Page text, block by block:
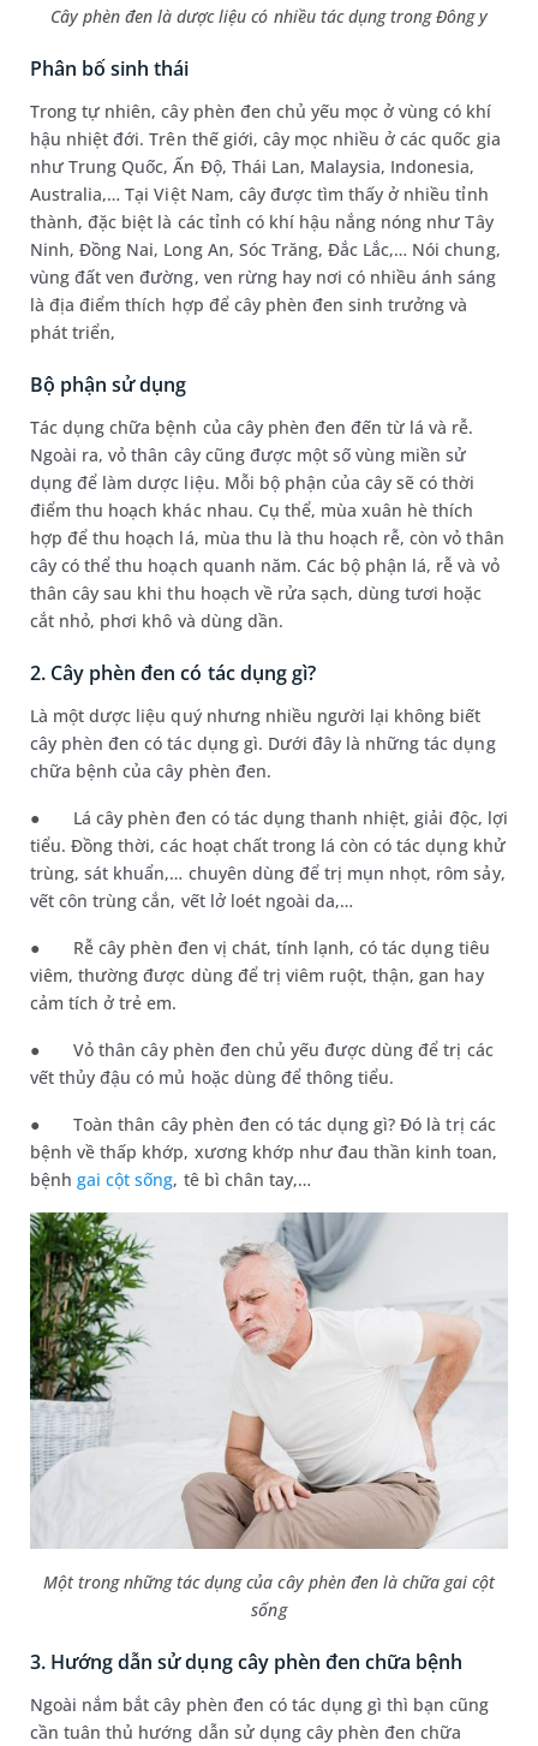
Cây phèn đen là dược liệu có nhiều tác dụng trong Đông y
Phân bố sinh thái
Trong tự nhiên, cây phèn đen chủ yếu mọc ở vùng có khí
hậu nhiệt đới. Trên thế giới, cây mọc nhiều ở các quốc gia
như Trung Quốc, Ấn Độ, Thái Lan, Malaysia, Indonesia,
Australia,… Tại Việt Nam, cây được tìm thấy ở nhiều tỉnh
thành, đặc biệt là các tỉnh có khí hậu nắng nóng như Tây
Ninh, Đồng Nai, Long An, Sóc Trăng, Đắc Lắc,… Nói chung,
vùng đất ven đường, ven rừng hay nơi có nhiều ánh sáng
là địa điểm thích hợp để cây phèn đen sinh trưởng và
phát triển,
Bộ phận sử dụng
Tác dụng chữa bệnh của cây phèn đen đến từ lá và rễ.
Ngoài ra, vỏ thân cây cũng được một số vùng miền sử
dụng để làm dược liệu. Mỗi bộ phận của cây sẽ có thời
điểm thu hoạch khác nhau. Cụ thể, mùa xuân hè thích
hợp để thu hoạch lá, mùa thu là thu hoạch rễ, còn vỏ thân
cây có thể thu hoạch quanh năm. Các bộ phận lá, rễ và vỏ
thân cây sau khi thu hoạch về rửa sạch, dùng tươi hoặc
cắt nhỏ, phơi khô và dùng dần.
2. Cây phèn đen có tác dụng gì?
Là một dược liệu quý nhưng nhiều người lại không biết
cây phèn đen có tác dụng gì. Dưới đây là những tác dụng
chữa bệnh của cây phèn đen.
●
Lá cây phèn đen có tác dụng thanh nhiệt, giải độc, lợi
tiểu. Đồng thời, các hoạt chất trong lá còn có tác dụng khử
trùng, sát khuẩn,… chuyên dùng để trị mụn nhọt, rôm sảy,
vết côn trùng cắn, vết lở loét ngoài da,…
●
Rễ cây phèn đen vị chát, tính lạnh, có tác dụng tiêu
viêm, thường được dùng để trị viêm ruột, thận, gan hay
cảm tích ở trẻ em.
●
Vỏ thân cây phèn đen chủ yếu được dùng để trị các
vết thủy đậu có mủ hoặc dùng để thông tiểu.
●
Toàn thân cây phèn đen có tác dụng gì? Đó là trị các
bệnh về thấp khớp, xương khớp như đau thần kinh toan,
bệnhgai cột sống, tê bì chân tay,…
Một trong những tác dụng của cây phèn đen là chữa gai cột
sống
3. Hướng dẫn sử dụng cây phèn đen chữa bệnh
Ngoài nắm bắt cây phèn đen có tác dụng gì thì bạn cũng
cần tuân thủ hướng dẫn sử dụng cây phèn đen chữa